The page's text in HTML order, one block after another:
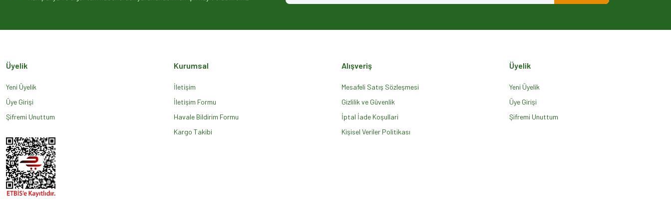
Ürün açıklamasında eksik bilgiler bulunuyor.
Gönder
Üyelik
Yeni Üyelik
Üye Girişi
Şifremi Unuttum
Kurumsal
İletişim
İletişim Formu
Havale Bildirim Formu
Kargo Takibi
Alışveriş
Mesafeli Satış Sözleşmesi
Gizlilik ve Güvenlik
İptal İade Koşullari
Kişisel Veriler Politikası
Üyelik
Yeni Üyelik
Üye Girişi
Şifremi Unuttum